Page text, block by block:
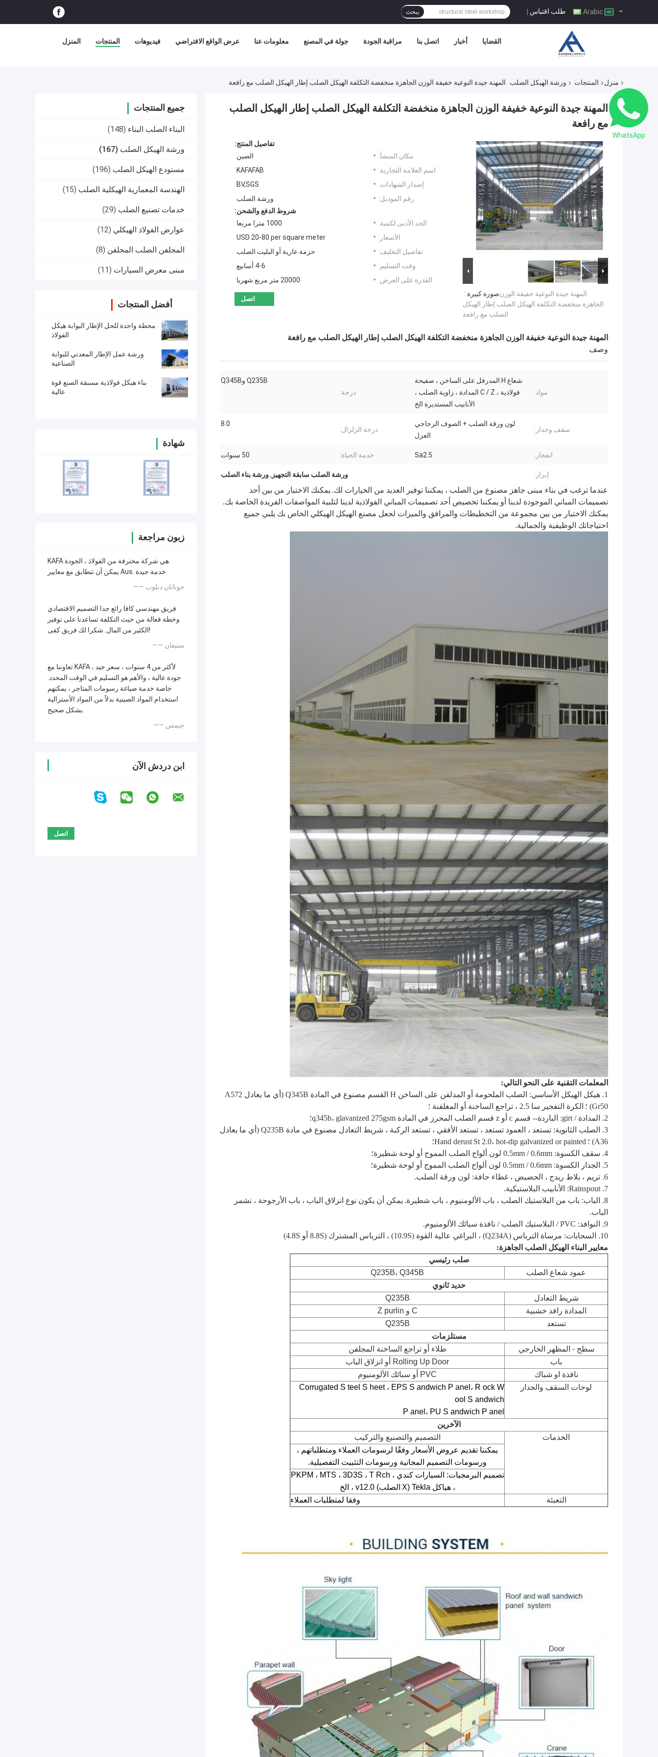
طلب اقتباس | يبحث
المنزل المنتجات فيديوهات عرض الواقع الافتراضي معلومات عنا جولة في المصنع مراقبة الجودة اتصل بنا أخبار القضايا
منزل المنتجات ورشة الهيكل الصلب المهنة جيدة النوعية خفيفة الوزن الجاهزة منخفضة التكلفة الهيكل الصلب إطار الهيكل الصلب مع رافعة
جميع المنتجات
البناء الصلب البناء (148)
ورشة الهيكل الصلب (167)
مستودع الهيكل الصلب (196)
الهندسة المعمارية الهيكلية الصلب (15)
خدمات تصنيع الصلب (29)
عوارض الفولاذ الهيكلي (12)
المجلفن الصلب المجلفن (8)
مبنى معرض السيارات (11)
أفضل المنتجات
محطة واحدة للحل الإطار البوابة هيكل
الفولاذ
ورشة عمل الإطار المعدني للبوابة
الصناعية
بناء هيكل فولاذية مسبقة الصنع قوة
عالية
شهادة
زبون مراجعة
KAFA هي شركة محترفة من الفولاذ ، الجودة
يمكن أن تتطابق مع معايير Aus. خدمة جيدة.
—— جوناثان دنلوب
فريق مهندسي كافا رائع جدا التصميم الاقتصادي
وخطة فعالة من حيث التكلفة تساعدنا على توفير
الكثير من المال. شكرا لك فريق كفى!
—— ستيفان
تعاوننا مع KAFA لأكثر من 4 سنوات ، سعر جيد ،
جودة عالية ، والأهم هو التسليم في الوقت المحدد.
خاصة خدمة صياغة رسومات المتاجر ، يمكنهم
استخدام المواد الصينية بدلاً من المواد الأسترالية
بشكل صحيح.
—— جيمس
ابن دردش الآن
المهنة جيدة النوعية خفيفة الوزن الجاهزة منخفضة التكلفة الهيكل الصلب إطار الهيكل الصلب
مع رافعة
صورة كبيرة :المهنة جيدة النوعية خفيفة الوزن
الجاهزة منخفضة التكلفة الهيكل الصلب إطار الهيكل
الصلب مع رافعة
تفاصيل المنتج:
مكان المنشأ:
الصين
اسم العلامة التجارية:
KAFAFAB
إصدار الشهادات:
BV,SGS
رقم الموديل:
ورشة الصلب
شروط الدفع والشحن:
الحد الأدنى لكمية:
1000 مترا مربعا
الأسعار:
USD 20-80 per square meter
تفاصيل التغليف:
حزمة عارية أو البليت الصلب
وقت التسليم:
4-6 أسابيع
القدرة على العرض:
20000 متر مربع شهريا
اتصل
المهنة جيدة النوعية خفيفة الوزن الجاهزة منخفضة التكلفة الهيكل الصلب إطار الهيكل الصلب مع رافعة
وصف
مواد:
شعاع H المدرفل على الساخن ، صفيحة
فولاذية ، C / Z المدادة ، زاوية الصلب ،
الأنابيب المستديرة الخ
درجة:
Q235B وQ345B
سقف وجدار:
لون ورقة الصلب + الصوف الزجاجي
العزل
درجة الزلزال:
8.0
انفجار: Sa2.5 خدمة الحياة: 50 سنوات
إبراز: ورشة الصلب سابقة التجهيز ,ورشة بناء الصلب
عندما ترغب في بناء مبنى جاهز مصنوع من الصلب ، يمكننا توفير العديد من الخيارات لك. يمكنك الاختيار من بين أحد
تصميمات المباني الموجودة لدينا أو يمكننا تخصيص أحد تصميمات المباني الفولاذية لدينا لتلبية المواصفات الفريدة الخاصة بك.
يمكنك الاختيار من بين مجموعة من التخطيطات والمرافق والميزات لجعل مصنع الهيكل الهيكلي الخاص بك يلبي جميع
احتياجاتك الوظيفية والجمالية.
المعلمات التقنية على النحو التالي:
1. هيكل الهيكل الأساسي: الصلب الملحومة أو المدلفن على الساخن H القسم مصنوع في المادة Q345B (أي ما يعادل A572
Gr50) ؛
الكرة التفجير سا 2.5 ، تراجع الساخنة أو المغلفنة ؛
2. المدادة / girt: الباردة-- قسم c أو z قسم الصلب المحرز في المادة q345b، glavanized 275gsm؛
3. الصلب الثانوية: تستعد ، العمود تستعد ، تستعد الأفقي ، تستعد الركبة ، شريط التعادل مصنوع في مادة Q235B (أي ما يعادل
A36) ؛
Hand derust St 2.0، hot-dip galvanized or painted؛
4. سقف الكسوة: 0.5mm / 0.6mm لون ألواح الصلب المموج أو لوحة شطيرة؛
5. الجدار الكسوة: 0.5mm / 0.6mm لون ألواح الصلب المموج أو لوحة شطيرة؛
6. تريم ، بلاط ريدج ، الحضيض ، غطاء حافة: لون ورقة الصلب.
7. Rainspout: الأنابيب البلاستيكية.
8. الباب: باب من البلاستيك الصلب ، باب الألومنيوم ، باب شطيرة.
يمكن أن يكون نوع انزلاق الباب ، باب الأرجوحة ، نشمر
الباب.
9. النوافذ: PVC / البلاستيك الصلب / نافذة سبائك الألومنيوم.
10. السحابات: مرساة الترباس (Q234A) ، البراغي عالية القوة (10.9S) ، الترباس المشترك (8.8S أو 4.8S)
معايير البناء الهيكل الصلب الجاهزة:
صلب رئيسي
عمود شعاع الصلب
Q235B، Q345B
حديد ثانوي
شريط التعادل
Q235B
المدادة رافد خشبية
C و Z purlin
تستعد
Q235B
مستلزمات
سطح - المظهر الخارجي
طلاء أو تراجع الساخنة المجلفن
باب
Rolling Up Door أو انزلاق الباب
نافذة او شباك
PVC أو سبائك الألومنيوم
لوحات السقف والجدار
Corrugated S teel S heet ، EPS S andwich P anel، R ock W
ool S andwich
P anel، PU S andwich P anel
الآخرين
الخدمات
التصميم والتصنيع والتركيب
يمكننا تقديم عروض الأسعار وفقًا لرسومات العملاء ومتطلباتهم ،
ورسومات التصميم المجانية ورسومات التثبيت التفصيلية.
تصميم البرمجيات: السيارات كندي ، PKPM ، MTS ، 3D3S ، T Rch
، هياكل Tekla (X
الصلب) v12.0 ، الخ
التعبئة
وفقا لمتطلبات العملاء
WhatsApp